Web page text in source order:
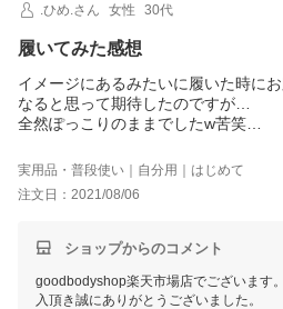
.ひめ.さん
女性 30代
履いてみた感想
イメージにあるみたいに履いた時に
なると思って期待したのですが…
全然ぽっこりのままでしたw苦笑
それにやはり背中側はクルクルと落ち
効果があるかはわかりませんが、箸
す
実用品・普段使い｜自分用｜はじめて
注文日：2021/08/06
ショップからのコメント
goodbodyshop楽天市場店でございます
入頂き誠にありがとうございました。